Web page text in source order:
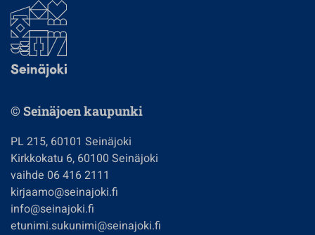
© Seinäjoen kaupunki
PL 215, 60101 Seinäjoki
Kirkkokatu 6, 60100 Seinäjoki
vaihde 06 416 2111
kirjaamo@seinajoki.fi
info@seinajoki.fi
etunimi.sukunimi@seinajoki.fi